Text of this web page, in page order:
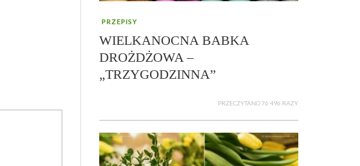
PRZEPISY
WIELKANOCNA BABKA
DROŻDŻOWA –
„TRZYGODZINNA”
PRZECZYTANO 76 496 RAZY